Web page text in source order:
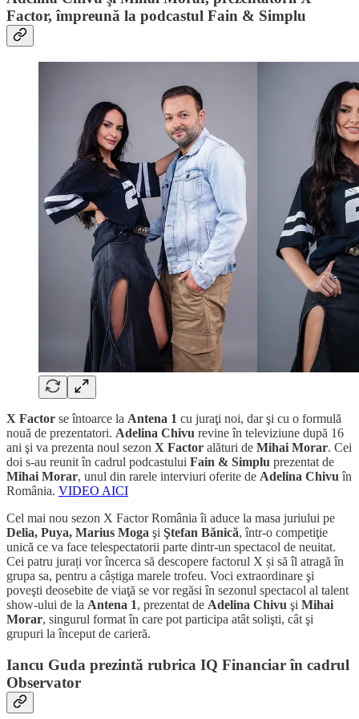
Factor, împreună la podcastul Fain & Simplu
X Factor se întoarce la Antena 1 cu juraţi noi, dar şi cu o formulă
nouă de prezentatori. Adelina Chivu revine în televiziune după 16
ani şi va prezenta noul sezon X Factor alături de Mihai Morar. Cei
doi s-au reunit în cadrul podcastului Fain & Simplu prezentat de
Mihai Morar, unul din rarele interviuri oferite de Adelina Chivu în
România. VIDEO AICI
Cel mai nou sezon X Factor România îi aduce la masa juriului pe
Delia, Puya, Marius Moga şi Ştefan Bănică, într-o competiţie
unică ce va face telespectatorii parte dintr-un spectacol de neuitat.
Cei patru jurați vor încerca să descopere factorul X și să îl atragă în
grupa sa, pentru a câștiga marele trofeu. Voci extraordinare şi
poveşti deosebite de viaţă se vor regăsi în sezonul spectacol al talent
show-ului de la Antena 1, prezentat de Adelina Chivu şi Mihai
Morar, singurul format în care pot participa atât solişti, cât şi
grupuri la început de carieră.
Iancu Guda prezintă rubrica IQ Financiar în cadrul
Observator